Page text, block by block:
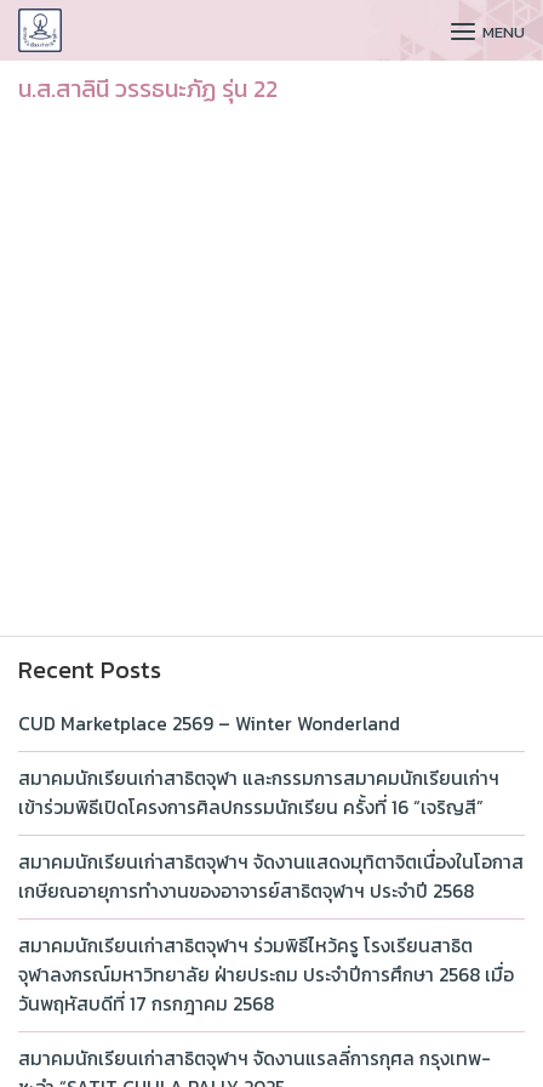
CUDAA MENU
น.ส.สาลินี วรรธนะภัฏ รุ่น 22
Recent Posts
CUD Marketplace 2569 – Winter Wonderland
สมาคมนักเรียนเก่าสาธิตจุฬา และกรรมการสมาคมนักเรียนเก่าฯ
เข้าร่วมพิธีเปิดโครงการศิลปกรรมนักเรียน ครั้งที่ 16 “เจริญสี”
สมาคมนักเรียนเก่าสาธิตจุฬาฯ จัดงานแสดงมุทิตาจิตเนื่องในโอกาส
เกษียณอายุการทำงานของอาจารย์สาธิตจุฬาฯ ประจำปี 2568
สมาคมนักเรียนเก่าสาธิตจุฬาฯ ร่วมพิธีไหว้ครู โรงเรียนสาธิต
จุฬาลงกรณ์มหาวิทยาลัย ฝ่ายประถม ประจำปีการศึกษา 2568 เมื่อ
วันพฤหัสบดีที่ 17 กรกฎาคม 2568
สมาคมนักเรียนเก่าสาธิตจุฬาฯ จัดงานแรลลี่การกุศล กรุงเทพ-